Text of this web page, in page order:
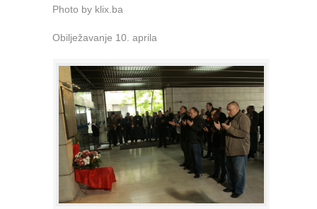
Photo by klix.ba
Obilježavanje 10. aprila